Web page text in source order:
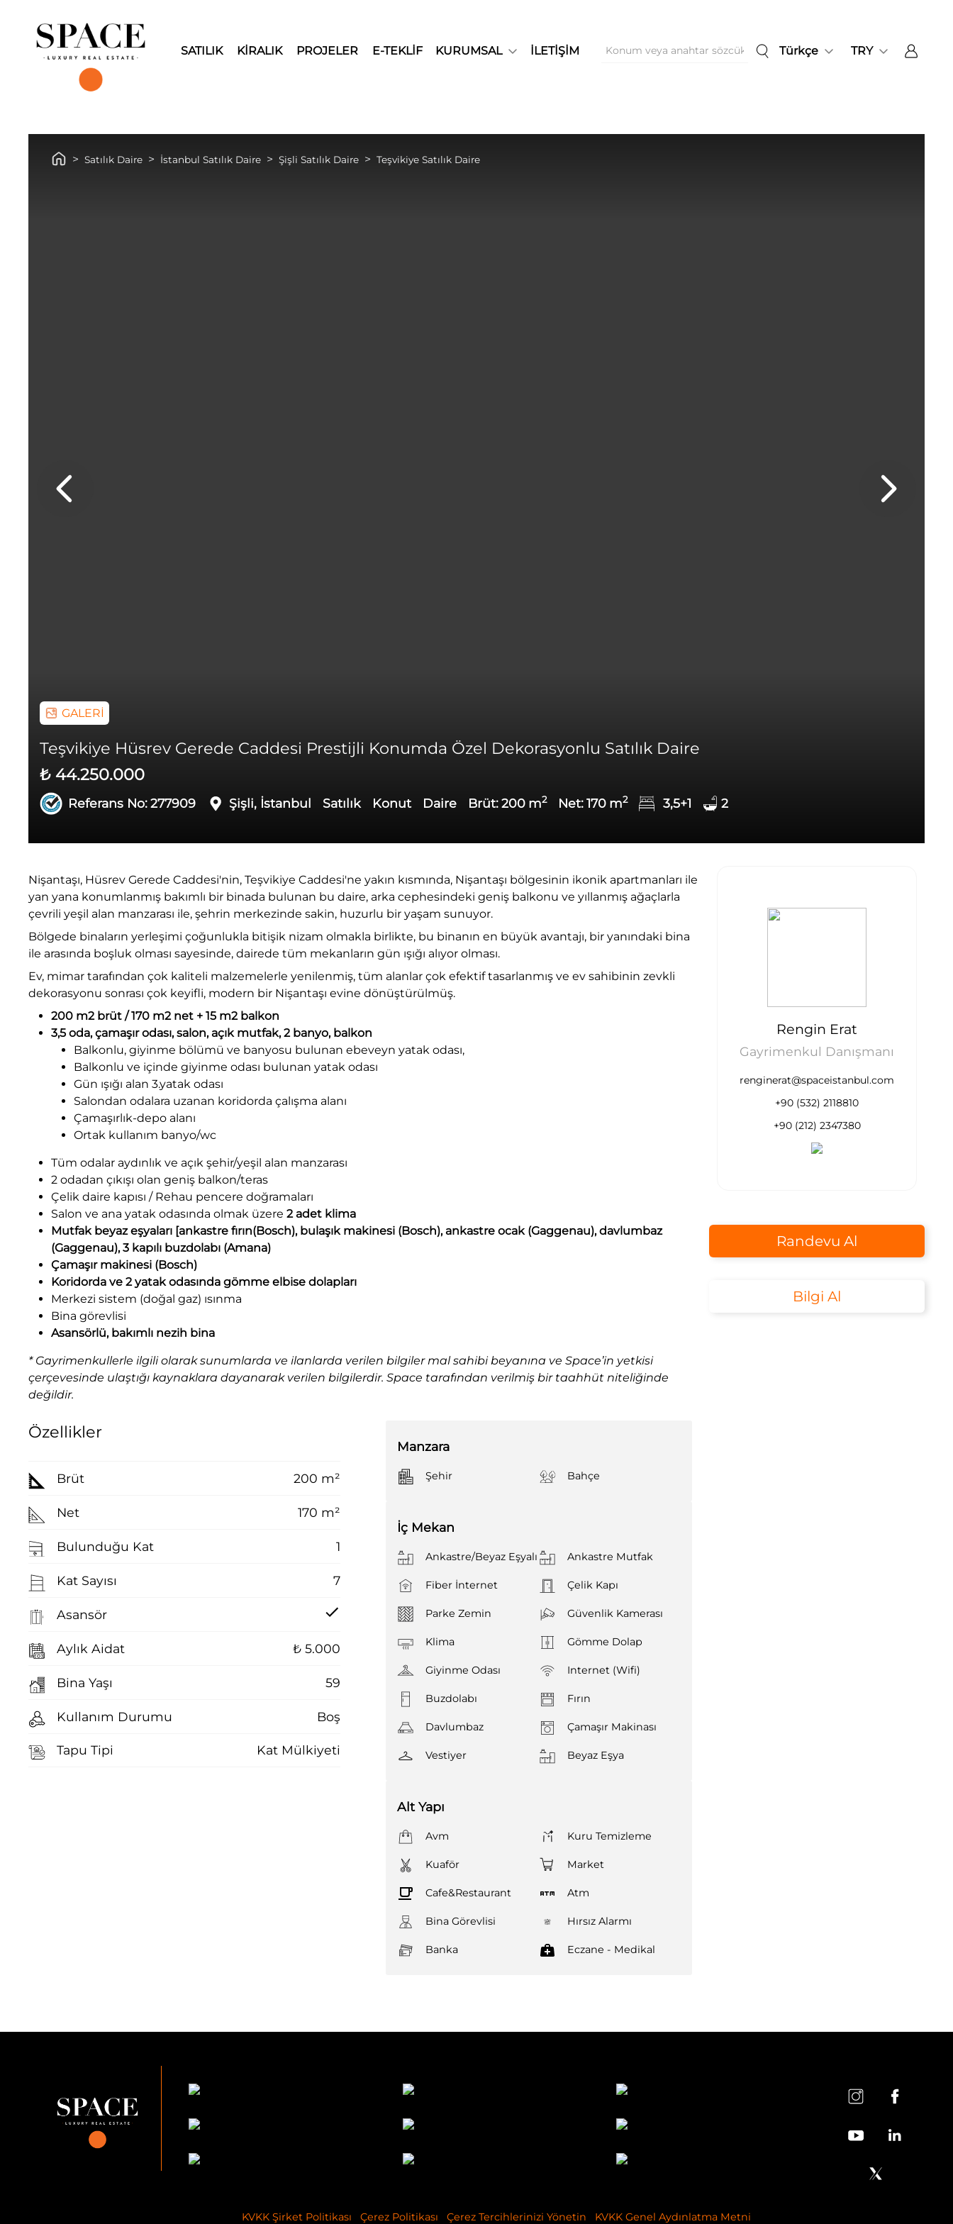
SATILIK KİRALIK PROJELER E-TEKLİF KURUMSAL İLETİŞİM Türkçe TRY
Satılık Daire İstanbul Satılık Daire Şişli Satılık Daire Teşvikiye Satılık Daire
GALERİ
Teşvikiye Hüsrev Gerede Caddesi Prestijli Konumda Özel Dekorasyonlu Satılık Daire
₺ 44.250.000
Referans No: 277909 Şişli, İstanbul Satılık Konut Daire Brüt: 200 m2 Net: 170 m2 3,5+1 2
Nişantaşı, Hüsrev Gerede Caddesi'nin, Teşvikiye Caddesi'ne yakın kısmında, Nişantaşı bölgesinin ikonik apartmanları ile
yan yana konumlanmış bakımlı bir binada bulunan bu daire, arka cephesindeki geniş balkonu ve yıllanmış ağaçlarla
çevrili yeşil alan manzarası ile, şehrin merkezinde sakin, huzurlu bir yaşam sunuyor.
Bölgede binaların yerleşimi çoğunlukla bitişik nizam olmakla birlikte, bu binanın en büyük avantajı, bir yanındaki bina
ile arasında boşluk olması sayesinde, dairede tüm mekanların gün ışığı alıyor olması.
Ev, mimar tarafından çok kaliteli malzemelerle yenilenmiş, tüm alanlar çok efektif tasarlanmış ve ev sahibinin zevkli
dekorasyonu sonrası çok keyifli, modern bir Nişantaşı evine dönüştürülmüş.
200 m2 brüt / 170 m2 net + 15 m2 balkon
3,5 oda, çamaşır odası, salon, açık mutfak, 2 banyo, balkon
Balkonlu, giyinme bölümü ve banyosu bulunan ebeveyn yatak odası,
Balkonlu ve içinde giyinme odası bulunan yatak odası
Gün ışığı alan 3.yatak odası
Salondan odalara uzanan koridorda çalışma alanı
Çamaşırlık-depo alanı
Ortak kullanım banyo/wc
Tüm odalar aydınlık ve açık şehir/yeşil alan manzarası
2 odadan çıkışı olan geniş balkon/teras
Çelik daire kapısı / Rehau pencere doğramaları
Salon ve ana yatak odasında olmak üzere 2 adet klima
Mutfak beyaz eşyaları [ankastre fırın(Bosch), bulaşık makinesi (Bosch), ankastre ocak (Gaggenau),davlumbaz
(Gaggenau), 3 kapılı buzdolabı (Amana)
Çamaşır makinesi (Bosch)
Koridorda ve 2 yatak odasında gömme elbise dolapları
Merkezi sistem (doğal gaz) ısınma
Bina görevlisi
Asansörlü, bakımlı nezih bina
* Gayrimenkullerle ilgili olarak sunumlarda ve ilanlarda verilen bilgiler mal sahibi beyanına ve Space’in yetkisi
çerçevesinde ulaştığı kaynaklara dayanarak verilen bilgilerdir. Space tarafından verilmiş bir taahhüt niteliğinde
değildir.
Özellikler
Brüt 200 m²
Net 170 m²
Bulunduğu Kat 1
Kat Sayısı 7
Asansör
Aylık Aidat ₺ 5.000
Bina Yaşı 59
Kullanım Durumu Boş
Tapu Tipi Kat Mülkiyeti
Manzara
Şehir Bahçe
İç Mekan
Ankastre/Beyaz Eşyalı Ankastre Mutfak
Fiber İnternet Çelik Kapı
Parke Zemin Güvenlik Kamerası
Klima Gömme Dolap
Giyinme Odası Internet (Wifi)
Buzdolabı Fırın
Davlumbaz Çamaşır Makinası
Vestiyer Beyaz Eşya
Alt Yapı
Avm Kuru Temizleme
Kuaför Market
Cafe&Restaurant Atm
Bina Görevlisi Hırsız Alarmı
Banka Eczane - Medikal
Rengin Erat
Gayrimenkul Danışmanı
renginerat@spaceistanbul.com
+90 (532) 2118810
+90 (212) 2347380
Randevu Al
Bilgi Al
KVKK Şirket Politikası Çerez Politikası Çerez Tercihlerinizi Yönetin KVKK Genel Aydınlatma Metni